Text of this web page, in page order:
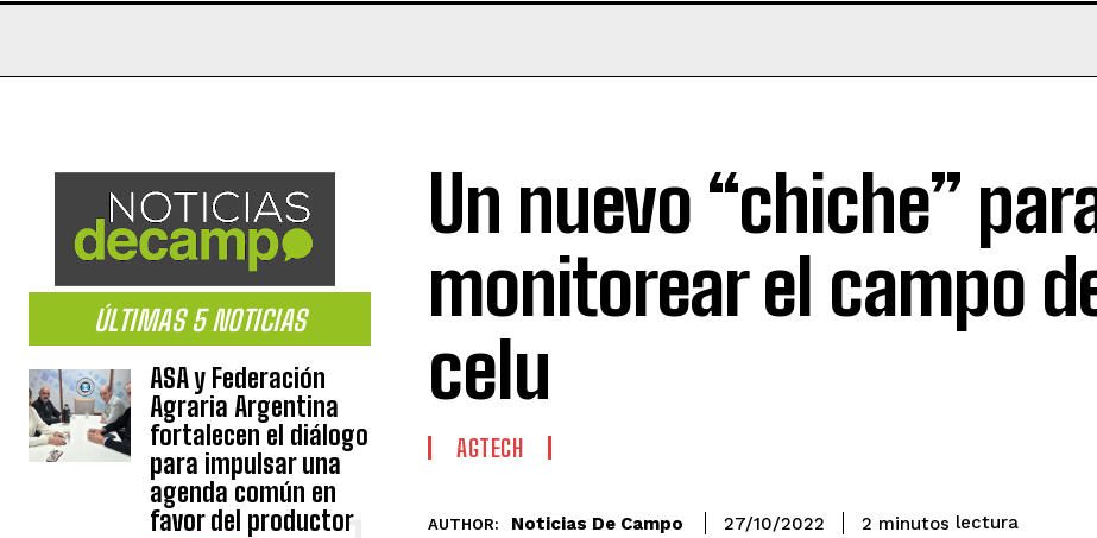
ÚLTIMAS 5 NOTICIAS
ASA y Federación
Agraria Argentina
fortalecen el diálogo
para impulsar una
agenda común en
favor del productor
Un nuevo “chiche”
monitorear el campo
celu
AGTECH
AUTHOR: Noticias De Campo 27/10/2022 2 minutos lectura